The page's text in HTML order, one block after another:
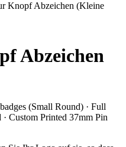
Knopf Abzeichen (Kleine
Abzeichen
(Small Round) · Full
Custom Printed 37mm Pin